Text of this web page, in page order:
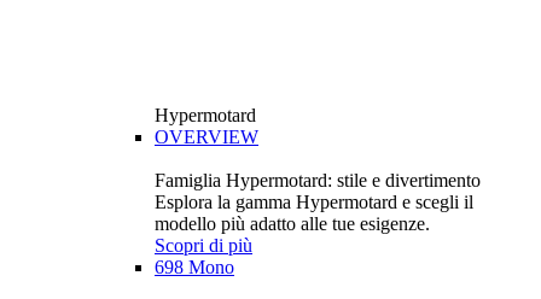
Hypermotard
OVERVIEW
Famiglia Hypermotard: stile e divertimento
Esplora la gamma Hypermotard e scegli il
modello più adatto alle tue esigenze.
Scopri di più
698 Mono